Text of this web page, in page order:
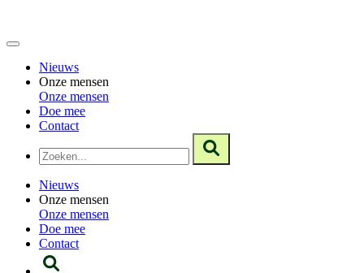
Nieuws
Onze mensen
Onze mensen
Doe mee
Contact
Nieuws
Onze mensen
Onze mensen
Doe mee
Contact